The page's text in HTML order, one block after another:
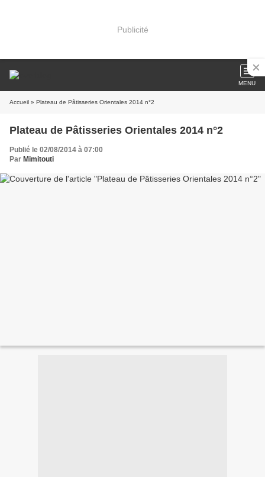
Publicité
MENU
Accueil » Plateau de Pâtisseries Orientales 2014 n°2
Plateau de Pâtisseries Orientales 2014 n°2
Publié le 02/08/2014 à 07:00
Par Mimitouti